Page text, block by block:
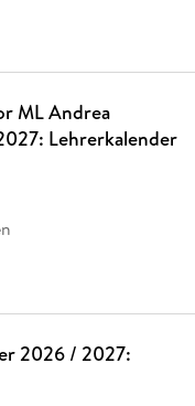
ML Andrea
Lehrerkalender
2026 / 2027: